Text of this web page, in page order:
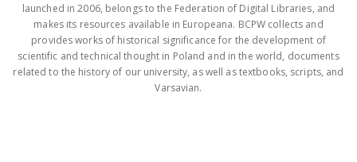
launched in 2006, belongs to the Federation of Digital Libraries, and
makes its resources available in Europeana. BCPW collects and
provides works of historical significance for the development of
scientific and technical thought in Poland and in the world, documents
related to the history of our university, as well as textbooks, scripts, and
Varsavian.